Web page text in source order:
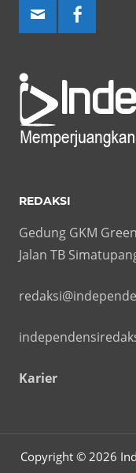
REDAKSI
Gedung GKM
Jalan TB
Karier
Copyright © 2026